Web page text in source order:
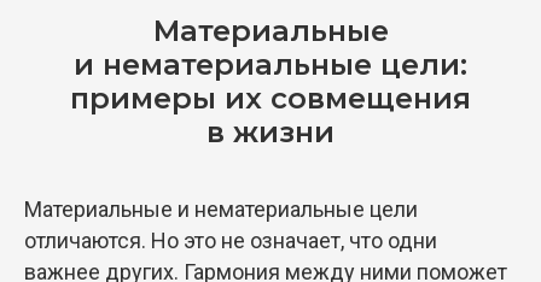
Материальные
и нематериальные цели:
примеры их совмещения
в жизни
Материальные и нематериальные цели
отличаются. Но это не означает, что одни
важнее других. Гармония между ними поможет